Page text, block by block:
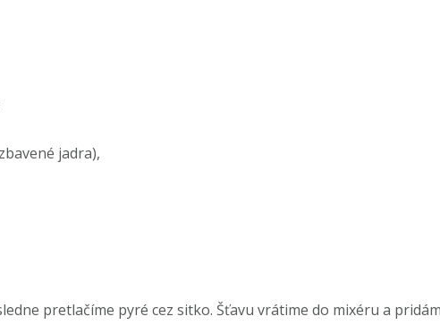
jadra),
pretlačíme pyré cez sitko. Šťavu vrátime do mixéru a